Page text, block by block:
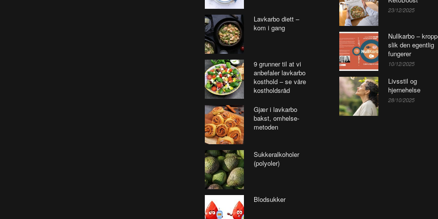
Lavkarbo diett –
kom i gang
9 grunner til at vi
anbefaler lavkarbo
kosthold – se våre
kostholdsråd
Gjær i lavkarbo
bakst, omhelse-
metoden
Sukkeralkoholer
(polyoler)
Blodsukker
23/12/2025
Nullkarbo –
slik den egentlig
fungerer
10/12/2025
Livsstil og
hjernehelse
28/10/2025